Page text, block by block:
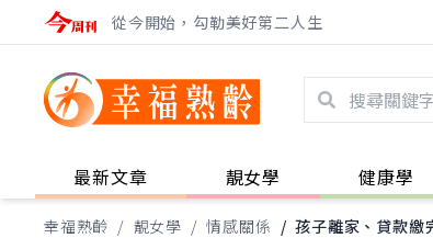
從今開始，勾勒美好第二人生
最新文章 靚女學 健康學
幸福熟齡 / 靚女學 / 情感關係 / 孩子離家、貸款繳